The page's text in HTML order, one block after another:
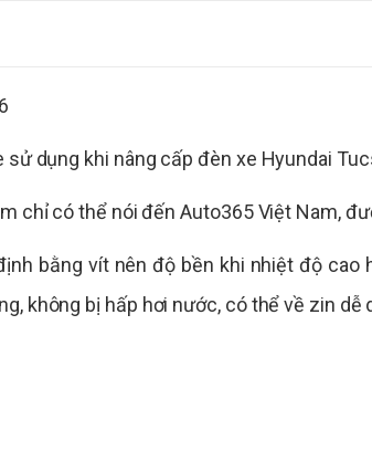
dụng khi nâng cấp đèn xe Hyundai
chỉ có thể nói đến Auto365 Việt Nam,
bằng vít nên độ bền khi nhiệt độ cao
không bị hấp hơi nước, có thể về zin dễ